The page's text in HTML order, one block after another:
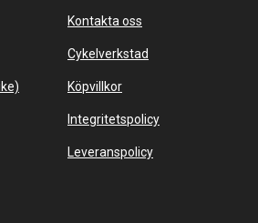
Kontakta oss
Cykelverkstad
Köpvillkor
Integritetspolicy
Leveranspolicy